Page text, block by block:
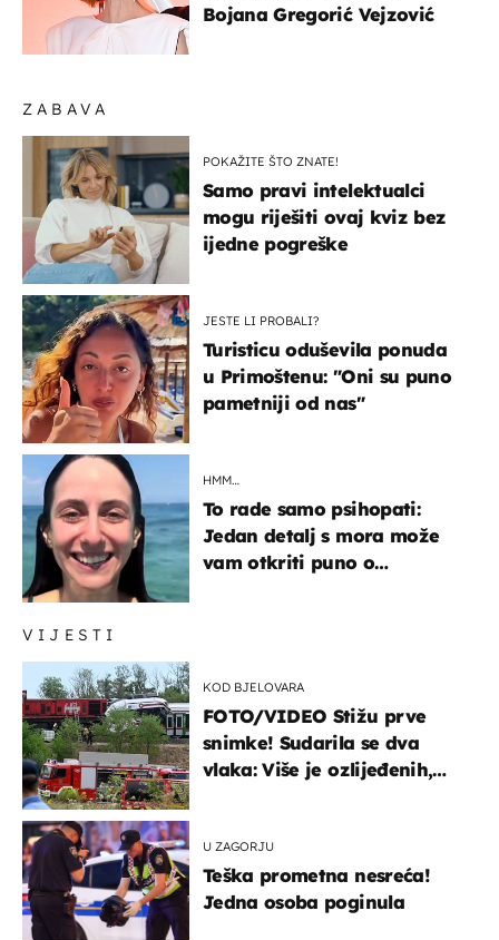
VIJESTI
KOD BJELOVARA
FOTO/VIDEO Stižu prve
snimke! Sudarila se dva
vlaka: Više je ozlijeđenih,
U ZAGORJU
Teška prometna nesreća!
Jedna osoba poginula
ZABAVA
POKAŽITE ŠTO ZNATE!
Samo pravi intelektualci
mogu riješiti ovaj kviz bez
ijedne pogreške
JESTE LI PROBALI?
Turisticu oduševila ponuda
u Primoštenu: "Oni su puno
pametniji od nas"
HMM…
To rade samo psihopati:
Jedan detalj s mora može
vam otkriti puno o
Bojana Gregorić Vejzović